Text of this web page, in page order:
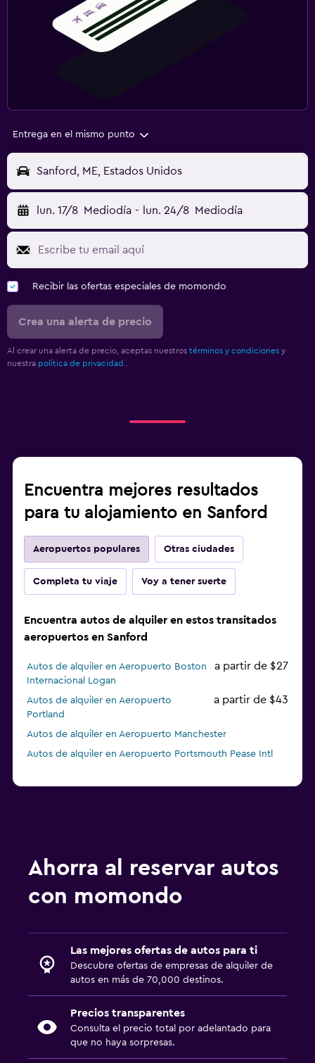
Entrega en el mismo punto
Sanford, ME, Estados Unidos
lun. 17/8 Mediodía - lun. 24/8 Mediodía
Recibir las ofertas especiales de momondo
Crea una alerta de precio
Al crear una alerta de precio, aceptas nuestros términos y condiciones y
nuestra política de privacidad..
Encuentra mejores resultados
para tu alojamiento en Sanford
Aeropuertos populares Otras ciudades
Completa tu viaje Voy a tener suerte
Encuentra autos de alquiler en estos transitados
aeropuertos en Sanford
Autos de alquiler en Aeropuerto Boston
Internacional Logan
a partir de $27
Autos de alquiler en Aeropuerto
Portland
a partir de $43
Autos de alquiler en Aeropuerto Manchester
Autos de alquiler en Aeropuerto Portsmouth Pease Intl
Ahorra al reservar autos
con momondo
Las mejores ofertas de autos para ti
Descubre ofertas de empresas de alquiler de
autos en más de 70,000 destinos.
Precios transparentes
Consulta el precio total por adelantado para
que no haya sorpresas.